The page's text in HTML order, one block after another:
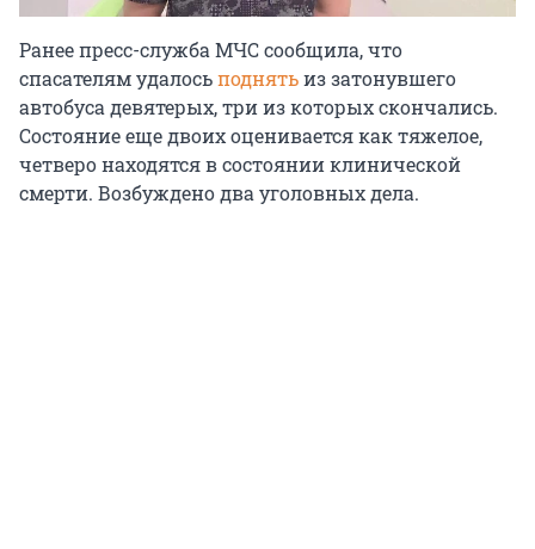
Ранее пресс-служба МЧС сообщила, что
спасателям удалосьподнятьиз затонувшего
автобуса девятерых, три из которых скончались.
Состояние еще двоих оценивается как тяжелое,
четверо находятся в состоянии клинической
смерти. Возбуждено два уголовных дела.